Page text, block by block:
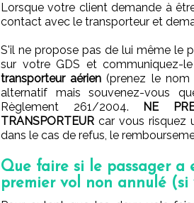
Lorsque votre client demande à
contact avec le transporteur et
S'il ne propose pas de lui même le
sur votre GDS et communiquez-le
transporteur aérien (prenez le nom
alternatif mais souvenez-vous
Règlement 261/2004. NE
TRANSPORTEUR car vous risquez
dans le cas de refus, le
Que faire si le passager a
premier vol non annulé (si